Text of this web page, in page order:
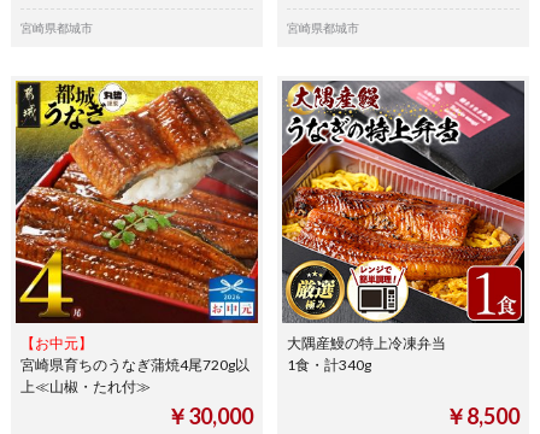
宮崎県都城市 宮崎県都城市
【お中元】
宮崎県育ちのうなぎ蒲焼4尾720g以
上≪山椒・たれ付≫
￥30,000
大隅産鰻の特上冷凍弁当
1食・計340g
￥8,500